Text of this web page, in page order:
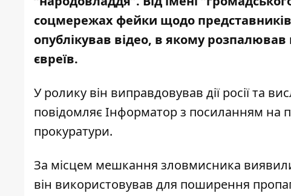
соцмережах фейки щодо
опублікував відео, в якому
євреїв.
У ролику він виправдовував дії росії та
повідомляє Інформатор з посиланням на
прокуратури.
За місцем мешкання зловмисника
він використовував для поширення